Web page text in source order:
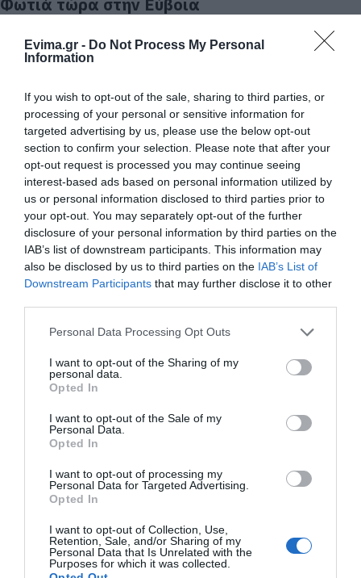
Evima.gr - Do Not Process My Personal
Information
If you wish to opt-out of the sale, sharing to third parties, or
processing of your personal or sensitive information for
targeted advertising by us, please use the below opt-out
section to confirm your selection. Please note that after your
opt-out request is processed you may continue seeing
interest-based ads based on personal information utilized by
us or personal information disclosed to third parties prior to
your opt-out. You may separately opt-out of the further
disclosure of your personal information by third parties on the
IAB’s list of downstream participants. This information may
also be disclosed by us to third parties on the IAB’s List of
Downstream Participants that may further disclose it to other
Please note that this website/app uses one or more Google
not limited to your visit or usage behaviour. You may click to
grant or deny consent to Google and its third-party tags to
use your data for below specified purposes in below Google
consent section.
Personal Data Processing Opt Outs
I want to opt-out of the Sharing of my
personal data.
Opted In
I want to opt-out of the Sale of my
Personal Data.
Opted In
I want to opt-out of processing my
Personal Data for Targeted Advertising.
Opted In
I want to opt-out of Collection, Use,
Retention, Sale, and/or Sharing of my
Personal Data that Is Unrelated with the
Purposes for which it was collected.
Φωτιά τώρα στην Εύβοια
Φτιάχνουν τους δρόμους σε αυτά τα χωριά
της Εύβοιας
08.06.2026 | 15:00
Τροχαίο στην Εύβοια: Τραυματισμοί μετά
από σύγκρουση οχημάτων σε ορεινή
περιοχή
28.05.2026 | 20:40